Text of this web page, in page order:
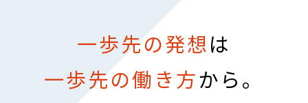
一歩先の発想 は
一歩先の働き方から。